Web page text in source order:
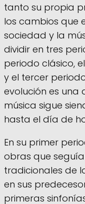
tanto su propia
los cambios que
sociedad y la
dividir en tres
periodo clásico,
y el tercer
evolución es una
música sigue
hasta el día de
En su primer
obras que
tradicionales de
en sus
primeras